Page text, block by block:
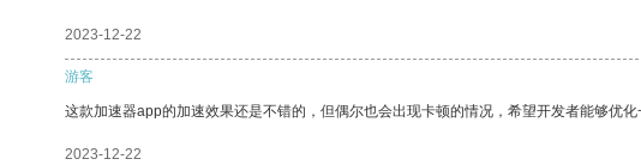
2023-12-22
游客
这款加速器app的加速效果还是不错的，但偶尔也会出现卡顿的情况，希望开发者能够优化
2023-12-22